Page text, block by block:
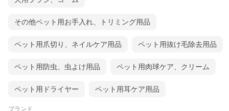
その他ペット用お手入れ、トリミング用品
ペット用爪切り、ネイルケア用品 ペット用抜け毛除去用品
ペット用防虫、虫よけ用品 ペット用肉球ケア、クリーム
ペット用ドライヤー ペット用耳ケア用品
ブランド